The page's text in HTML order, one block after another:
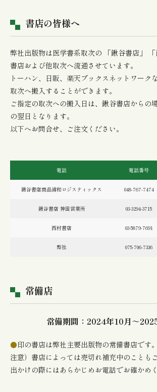
書店の皆様へ
弊社出版物は医学書系取次の 「鍬谷書店」
書店および他取次へ流通させています。
トーハン、日販、楽天ブックスネットワーク
取次へ搬入することができます。
ご指定の取次への搬入日は、鍬谷書店からの
の翌日となります。
以下へお問合せ、ご注文ください。
電話 電話番号
鍬谷書店商品浦和ロジスティックス 048-767-7474
鍬谷書店 神田営業所 03-3294-3715
西村書店 03-5879-7691
弊社 075-706-7336
常備店
常備期間：2024年10月～
●印の書店は弊社主要出版物の常備書店です。
注意）書店によっては売切れ補充中のことも
出かけの際にはあらかじめお電話でお確かめ